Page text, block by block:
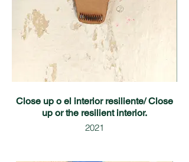
Close up o el interior resiliente/ Close
up or the resilient interior.
2021